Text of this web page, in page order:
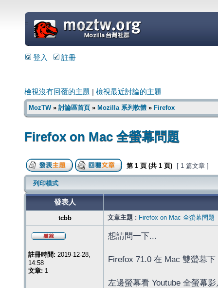
=
登入 註冊
檢視沒有回覆的主題 檢視最近討論的主題
MozTW» 討論區首頁 » Mozilla 系列軟體 » Firefox
Firefox on Mac 全螢幕問題
第 1 頁 (共 1 頁) [ 1 篇文章 ]
列印模式
發表人
tcbb 文章主題 : Firefox on Mac 全螢幕問題
註冊時間: 2019-12-28,
14:58
文章: 1
想請問一下...
Firefox 71.0 在 Mac 雙螢幕下
左邊螢幕看 Youtube 全螢幕